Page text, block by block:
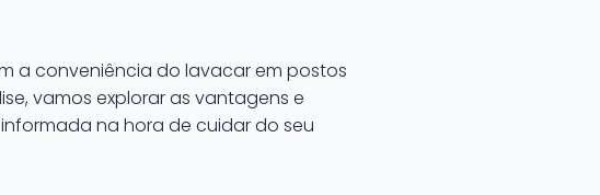
a conveniência do lavacar em postos
vamos explorar as vantagens e
na hora de cuidar do seu